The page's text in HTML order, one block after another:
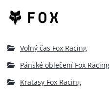
Volný čas Fox Racing
Pánské oblečení Fox Racing
Kraťasy Fox Racing